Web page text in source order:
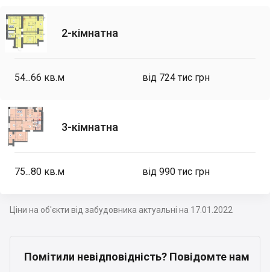
2-кімнатна
54...66 кв.м від 724 тис грн
3-кімнатна
75...80 кв.м від 990 тис грн
Ціни на об'єкти від забудовника актуальні на 17.01.2022
Помітили невідповідність? Повідомте нам